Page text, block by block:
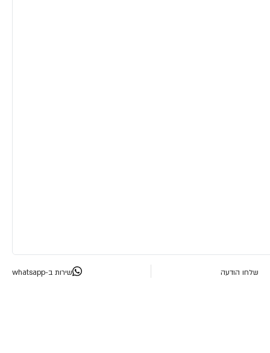
שלחו הודעה שירות ב-whatsapp